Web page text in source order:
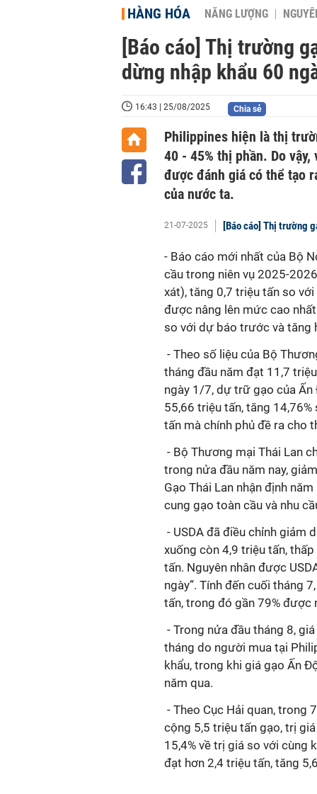
HÀNG HÓA NĂNG LƯỢNG
[Báo cáo] Thị trường
dừng nhập khẩu 60
16:43 | 25/08/2025 Chia sẻ
Philippines hiện là thị
40 - 45% thị phần. Do
được đánh giá có thể tạo
của nước ta.
21-07-2025 [Báo cáo] Thị trường
- Báo cáo mới nhất của Bộ
cầu trong niên vụ 2025-
xát), tăng 0,7 triệu tấn so
được nâng lên mức cao
so với dự báo trước và tăng
- Theo số liệu của Bộ
tháng đầu năm đạt 11,7
ngày 1/7, dự trữ gạo của Ấn
55,66 triệu tấn, tăng
tấn mà chính phủ đề ra cho
- Bộ Thương mại Thái Lan
trong nửa đầu năm nay,
Gạo Thái Lan nhận định
cung gạo toàn cầu và nhu
- USDA đã điều chỉnh giảm
xuống còn 4,9 triệu tấn,
tấn. Nguyên nhân được
ngày”. Tính đến cuối tháng 7,
tấn, trong đó gần 79% được
- Trong nửa đầu tháng 8,
tháng do người mua tại
khẩu, trong khi giá gạo Ấn
năm qua.
- Theo Cục Hải quan, trong
cộng 5,5 triệu tấn gạo, trị
15,4% về trị giá so với cùng
đạt hơn 2,4 triệu tấn, tăng